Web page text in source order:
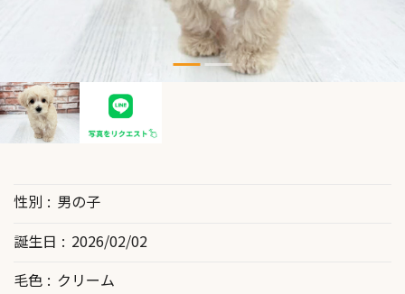
性別
男の子
誕生日
2026/02/02
毛色
クリーム